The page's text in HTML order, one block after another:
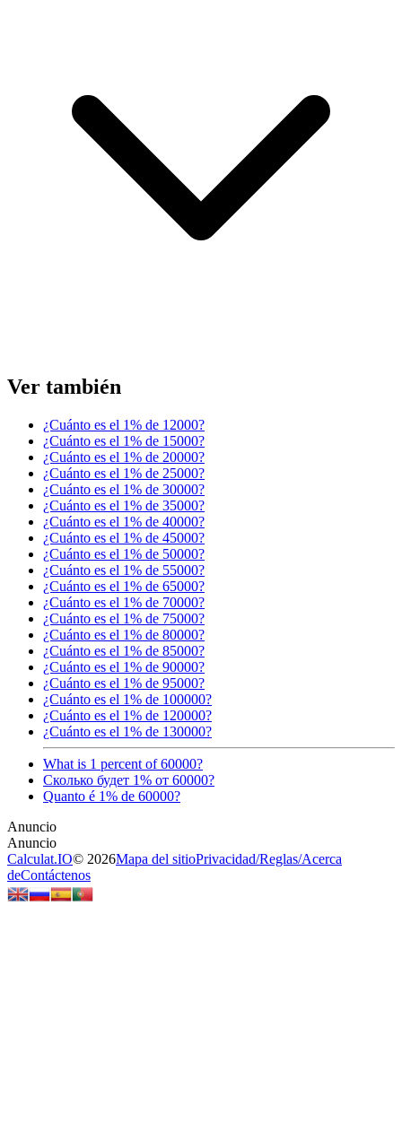
Ver también
¿Cuánto es el 1% de 12000?
¿Cuánto es el 1% de 15000?
¿Cuánto es el 1% de 20000?
¿Cuánto es el 1% de 25000?
¿Cuánto es el 1% de 30000?
¿Cuánto es el 1% de 35000?
¿Cuánto es el 1% de 40000?
¿Cuánto es el 1% de 45000?
¿Cuánto es el 1% de 50000?
¿Cuánto es el 1% de 55000?
¿Cuánto es el 1% de 65000?
¿Cuánto es el 1% de 70000?
¿Cuánto es el 1% de 75000?
¿Cuánto es el 1% de 80000?
¿Cuánto es el 1% de 85000?
¿Cuánto es el 1% de 90000?
¿Cuánto es el 1% de 95000?
¿Cuánto es el 1% de 100000?
¿Cuánto es el 1% de 120000?
¿Cuánto es el 1% de 130000?
What is 1 percent of 60000?
Сколько будет 1% от 60000?
Quanto é 1% de 60000?
Calculat.IO© 2026Mapa del sitioPrivacidad/Reglas/Acerca
deContáctenos